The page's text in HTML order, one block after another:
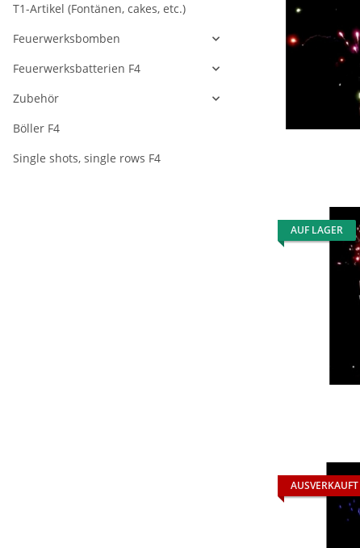
AUF LAGER
AUSVERKAUFT
T1-Artikel (Fontänen, cakes, etc.)
Feuerwerksbomben
Feuerwerksbatterien F4
Zubehör
Böller F4
Single shots, single rows F4